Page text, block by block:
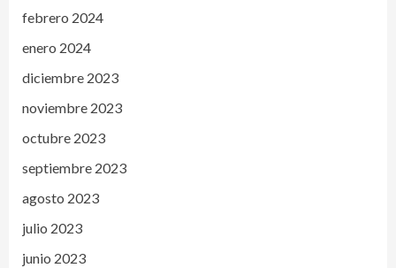
febrero 2024
enero 2024
diciembre 2023
noviembre 2023
octubre 2023
septiembre 2023
agosto 2023
julio 2023
junio 2023